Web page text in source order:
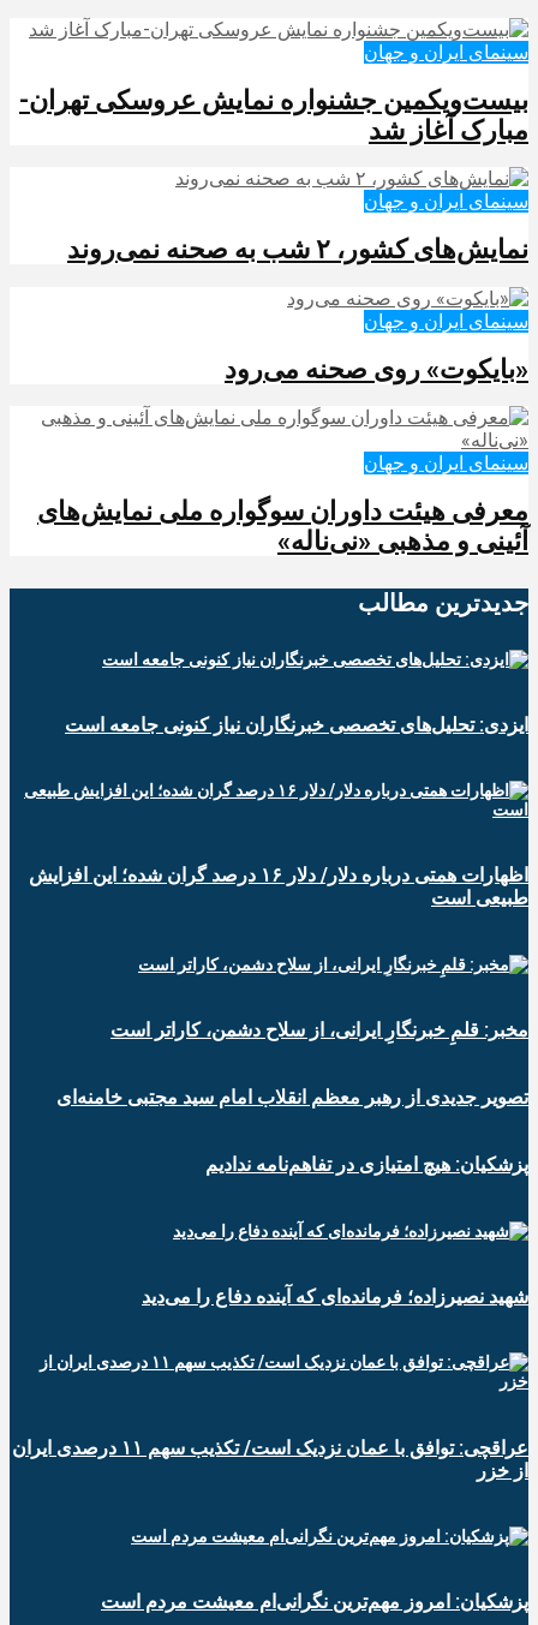
سینمای ایران و جهان
بیست‌ویکمین جشنواره نمایش عروسکی تهران-
مبارک آغاز شد
سینمای ایران و جهان
نمایش‌های کشور، ٢ شب به صحنه نمی‌روند
سینمای ایران و جهان
«بایکوت» روی صحنه می‌رود
سینمای ایران و جهان
معرفی هیئت داوران سوگواره ملی نمایش‌های
آئینی و مذهبی «نی‌ناله»
جدیدترین‌ مطالب
ایزدی: تحلیل‌های تخصصی خبرنگاران نیاز کنونی جامعه است
اظهارات همتی درباره دلار/ دلار ۱۶ درصد گران شده؛ این افزایش
طبیعی است
مخبر: قلمِ خبرنگارِ ایرانی، از سلاح دشمن، کاراتر است
تصویر جدیدی از رهبر معظم انقلاب امام سید مجتبی خامنه‌ای
پزشکیان: هیچ امتیازی در تفاهم‌نامه ندادیم
شهید نصیرزاده؛ فرمانده‌ای که آینده دفاع را می‌دید
عراقچی: توافق با عمان نزدیک است/ تکذیب سهم ۱۱ درصدی ایران
از خزر
پزشکیان: امروز مهم‌ترین نگرانی‌ام معیشت مردم است